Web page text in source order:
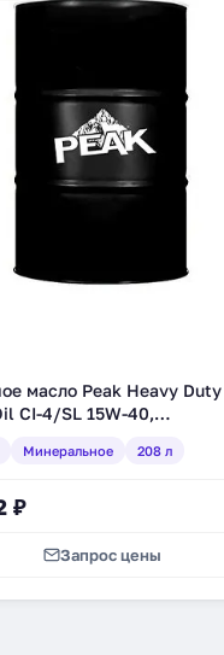
масло Peak Heavy Duty
CI-4/SL 15W-40,
Минеральное 208 л
₽
Запрос цены